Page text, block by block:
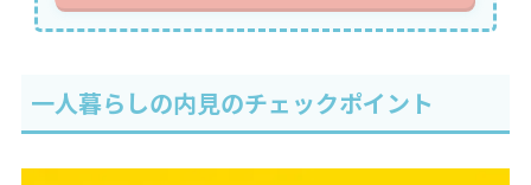
一人暮らしの内見のチェックポイント